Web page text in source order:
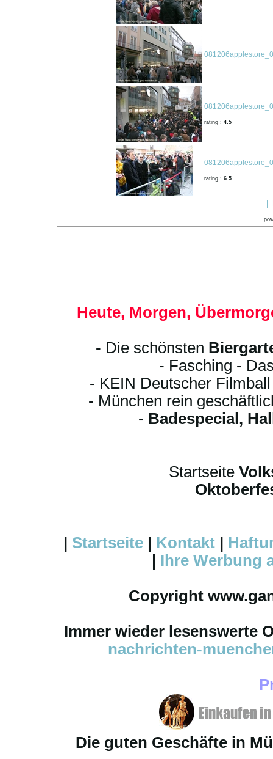
rating : 4.5
rating : 6.5
Heute, Morgen,
- Die schönsten
- Fasching -
- KEIN Deutscher
- München rein
- Badespecial,
Startseite
Startseite Kontakt
Ihre Werbung
Copyright
Immer wieder lesenswerte
nachrichten-
Die guten Geschäfte in